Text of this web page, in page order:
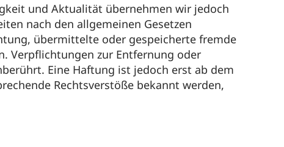
und Aktualität übernehmen wir jedoch
nach den allgemeinen Gesetzen
übermittelte oder gespeicherte fremde
Verpflichtungen zur Entfernung oder
Eine Haftung ist jedoch erst ab dem
Rechtsverstöße bekannt werden,